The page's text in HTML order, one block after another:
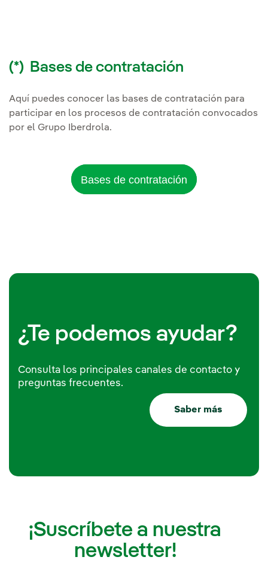
(*) Bases de contratación
Aquí puedes conocer las bases de contratación para
participar en los procesos de contratación convocados
por el Grupo Iberdrola.
Bases de contratación
¿Te podemos ayudar?
Consulta los principales canales de contacto y
preguntas frecuentes.
Saber más
¡Suscríbete a nuestra
newsletter!